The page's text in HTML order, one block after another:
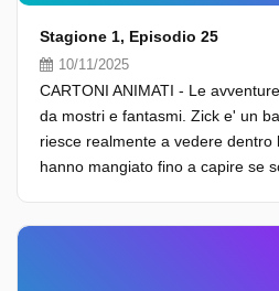
Stagione 1, Episodio 25
10/11/2025
CARTONI ANIMATI - Le
da mostri e fantasmi. Zick e' un
riesce realmente a vedere dentro
hanno mangiato fino a capire se